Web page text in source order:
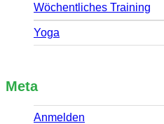
Wöchentliches Training
Yoga
Meta
Anmelden